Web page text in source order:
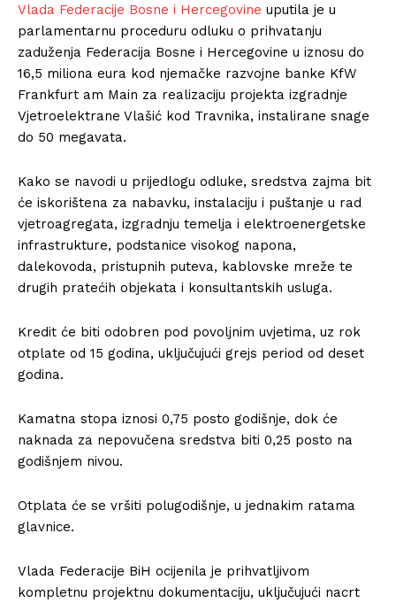
Vlada Federacije Bosne i Hercegovine uputila je u
parlamentarnu proceduru odluku o prihvatanju
zaduženja Federacija Bosne i Hercegovine u iznosu do
16,5 miliona eura kod njemačke razvojne banke KfW
Frankfurt am Main za realizaciju projekta izgradnje
Vjetroelektrane Vlašić kod Travnika, instalirane snage
do 50 megavata.
Kako se navodi u prijedlogu odluke, sredstva zajma bit
će iskorištena za nabavku, instalaciju i puštanje u rad
vjetroagregata, izgradnju temelja i elektroenergetske
infrastrukture, podstanice visokog napona,
dalekovoda, pristupnih puteva, kablovske mreže te
drugih pratećih objekata i konsultantskih usluga.
Kredit će biti odobren pod povoljnim uvjetima, uz rok
otplate od 15 godina, uključujući grejs period od deset
godina.
Kamatna stopa iznosi 0,75 posto godišnje, dok će
naknada za nepovučena sredstva biti 0,25 posto na
godišnjem nivou.
Otplata će se vršiti polugodišnje, u jednakim ratama
glavnice.
Vlada Federacije BiH ocijenila je prihvatljivom
kompletnu projektnu dokumentaciju, uključujući nacrt